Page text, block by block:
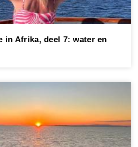
in Afrika, deel 7: water en